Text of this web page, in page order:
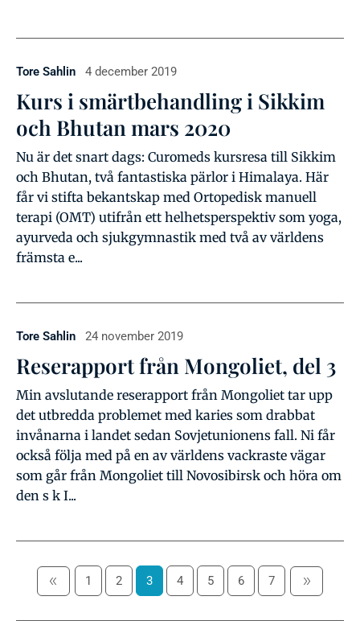
Tore Sahlin 4 december 2019
Kurs i smärtbehandling i Sikkim
och Bhutan mars 2020
Nu är det snart dags: Curomeds kursresa till Sikkim
och Bhutan, två fantastiska pärlor i Himalaya. Här
får vi stifta bekantskap med Ortopedisk manuell
terapi (OMT) utifrån ett helhetsperspektiv som yoga,
ayurveda och sjukgymnastik med två av världens
främsta e...
Tore Sahlin 24 november 2019
Reserapport från Mongoliet, del 3
Min avslutande reserapport från Mongoliet tar upp
det utbredda problemet med karies som drabbat
invånarna i landet sedan Sovjetunionens fall. Ni får
också följa med på en av världens vackraste vägar
som går från Mongoliet till Novosibirsk och höra om
den s k I...
1 2 3 4 5 6 7